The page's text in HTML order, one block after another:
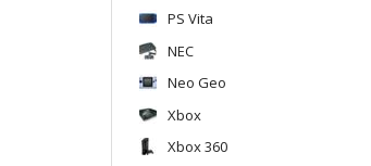
PS Vita
NEC
Neo Geo
Xbox
Xbox 360